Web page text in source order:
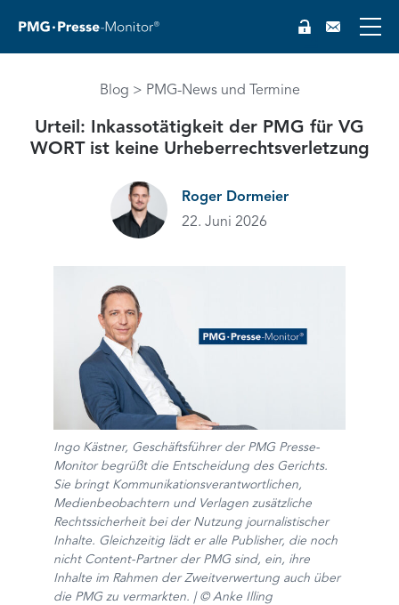
Blog PMG-News und Termine
Urteil: Inkassotätigkeit der PMG für VG
WORT ist keine Urheberrechtsverletzung
Roger Dormeier
22. Juni 2026
Ingo Kästner, Geschäftsführer der PMG Presse-
Monitor begrüßt die Entscheidung des Gerichts.
Sie bringt Kommunikationsverantwortlichen,
Medienbeobachtern und Verlagen zusätzliche
Rechtssicherheit bei der Nutzung journalistischer
Inhalte. Gleichzeitig lädt er alle Publisher, die noch
nicht Content-Partner der PMG sind, ein, ihre
Inhalte im Rahmen der Zweitverwertung auch über
die PMG zu vermarkten. | © Anke Illing